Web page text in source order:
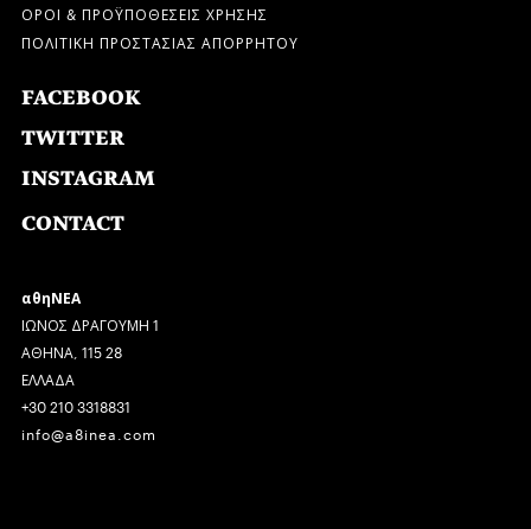
ΟΡΟΙ & ΠΡΟΫΠΟΘΕΣΕΙΣ ΧΡΗΣΗΣ
ΠΟΛΙΤΙΚΗ ΠΡΟΣΤΑΣΙΑΣ ΑΠΟΡΡΗΤΟΥ
FACEBOOK
TWITTER
INSTAGRAM
CONTACT
αθηΝΕΑ
ΙΩΝΟΣ ΔΡΑΓΟΥΜΗ 1
ΑΘΗΝΑ, 115 28
ΕΛΛΑΔΑ
+30 210 3318831
info@a8inea.com